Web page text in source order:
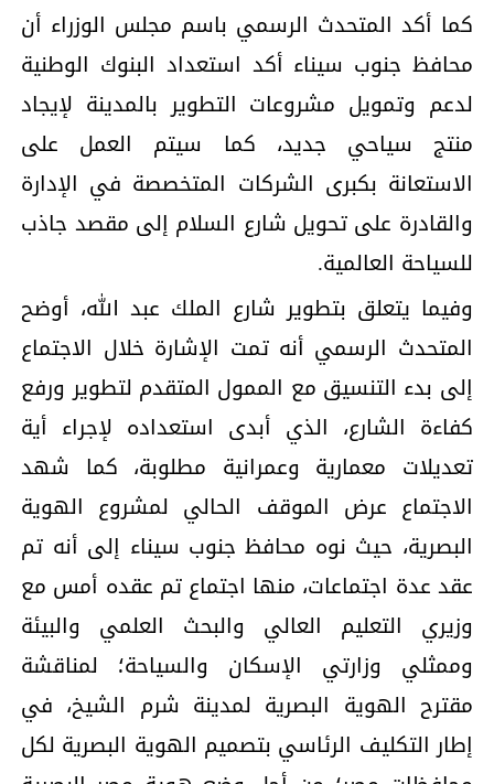
كما أكد المتحدث الرسمي باسم مجلس الوزراء أن
محافظ جنوب سيناء أكد استعداد البنوك الوطنية
لدعم وتمويل مشروعات التطوير بالمدينة لإيجاد
منتج سياحي جديد، كما سيتم العمل على
الاستعانة بكبرى الشركات المتخصصة في الإدارة
والقادرة على تحويل شارع السلام إلى مقصد جاذب
للسياحة العالمية.
وفيما يتعلق بتطوير شارع الملك عبد الله، أوضح
المتحدث الرسمي أنه تمت الإشارة خلال الاجتماع
إلى بدء التنسيق مع الممول المتقدم لتطوير ورفع
كفاءة الشارع، الذي أبدى استعداده لإجراء أية
تعديلات معمارية وعمرانية مطلوبة، كما شهد
الاجتماع عرض الموقف الحالي لمشروع الهوية
البصرية، حيث نوه محافظ جنوب سيناء إلى أنه تم
عقد عدة اجتماعات، منها اجتماع تم عقده أمس مع
وزيري التعليم العالي والبحث العلمي والبيئة
وممثلي وزارتي الإسكان والسياحة؛ لمناقشة
مقترح الهوية البصرية لمدينة شرم الشيخ، في
إطار التكليف الرئاسي بتصميم الهوية البصرية لكل